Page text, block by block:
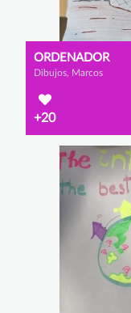
ORDENADOR
Dibujos, Marcos
+20